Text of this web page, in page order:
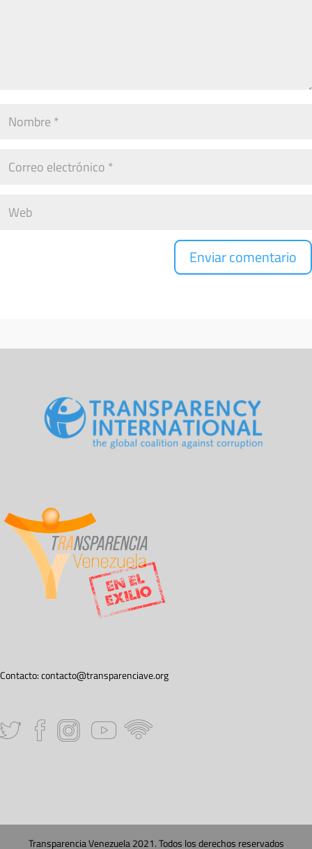
Contacto:contacto@transparenciave.org
Transparencia Venezuela 2021. Todos los derechos reservados